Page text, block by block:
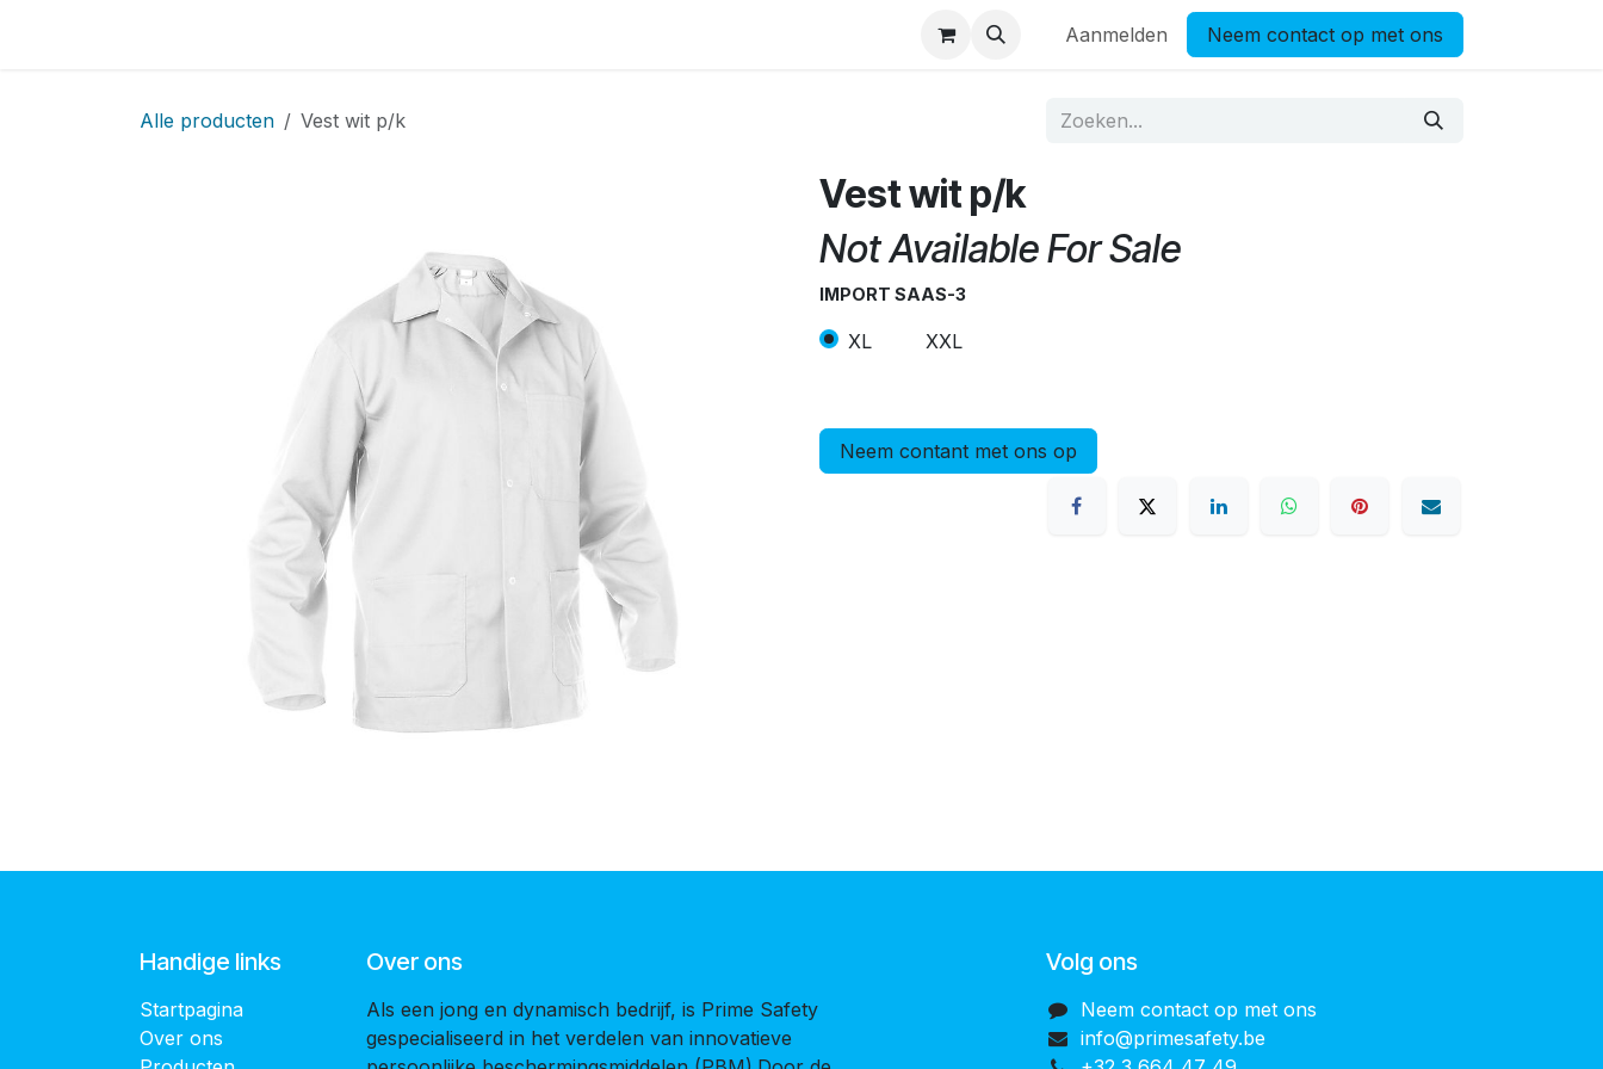
Aanmelden Neem contact op met ons
Alle producten Vest wit p/k
Vest wit p/k
Not Available For Sale
IMPORT SAAS-3
XL XXL
Neem contant met ons op
Handige links
Startpagina
Over ons
Over ons
Als een jong en dynamisch bedrijf, is Prime Safety
gespecialiseerd in het verdelen van innovatieve
Volg ons
Neem contact op met ons
info@primesafety.be